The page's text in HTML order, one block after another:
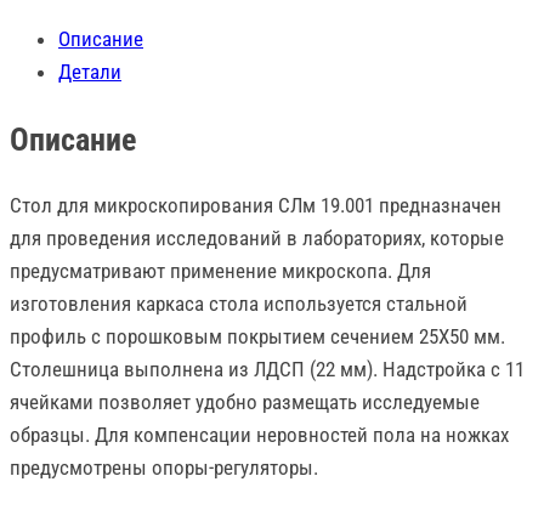
СЛм
19.001
Описание
Детали
Описание
Стол для микроскопирования СЛм 19.001 предназначен
для проведения исследований в лабораториях, которые
предусматривают применение микроскопа. Для
изготовления каркаса стола используется стальной
профиль с порошковым покрытием сечением 25Х50 мм.
Столешница выполнена из ЛДСП (22 мм). Надстройка с 11
ячейками позволяет удобно размещать исследуемые
образцы. Для компенсации неровностей пола на ножках
предусмотрены опоры-регуляторы.